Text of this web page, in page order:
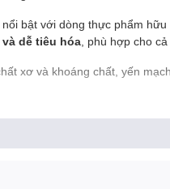
bật với dòng thực phẩm
dễ tiêu hóa , phù hợp cho
xơ và khoáng chất, yến